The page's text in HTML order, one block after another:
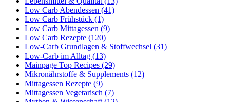
Low Carb Abendessen (41)
Low Carb Frühstück (1)
Low Carb Mittagessen (9)
Low Carb Rezepte (120)
Low-Carb Grundlagen & Stoffwechsel (31)
Low-Carb im Alltag (13)
Mainpage Top Recipes (29)
Mikronährstoffe & Supplements (12)
Mittagessen Rezepte (9)
Mittagessen Vegetarisch (7)